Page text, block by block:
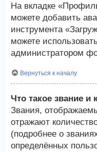
На вкладке
можете добавить
инструмента
можете
администратором
Вернуться к началу
Что такое звание и
Звания,
отражают
(подробнее о
определённых